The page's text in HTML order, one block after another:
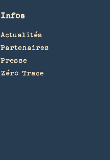
Infos
Actualités
Partenaires
Presse
Zéro Trace